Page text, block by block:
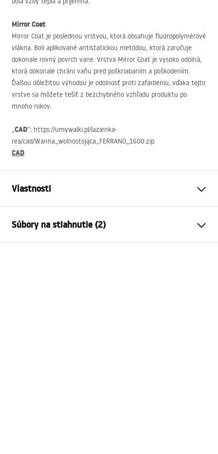
Mirror Coat
Mirror Coat je poslednou vrstvou, ktorá obsahuje fluoropolymérové
​​vlákna. Boli aplikované antistatickou metódou, ktorá zaručuje
dokonale rovný povrch vane. Vrstva Mirror Coat je vysoko odolná,
ktorá dokonale chráni vaňu pred poškriabaním a poškodením.
Ďalšou dôležitou výhodou je odolnosť proti zafarbeniu, vďaka tejto
vrstve sa môžete tešiť z bezchybného vzhľadu produktu po
mnoho rokov.
„CAD”: https://umywalki.pl/lazienka-
rea/cad/Wanna_wolnostojąca_FERRANO_1600.zip
CAD
Vlastnosti
Farba
Materiál
Akryl
Súbory na stiahnutie (2)